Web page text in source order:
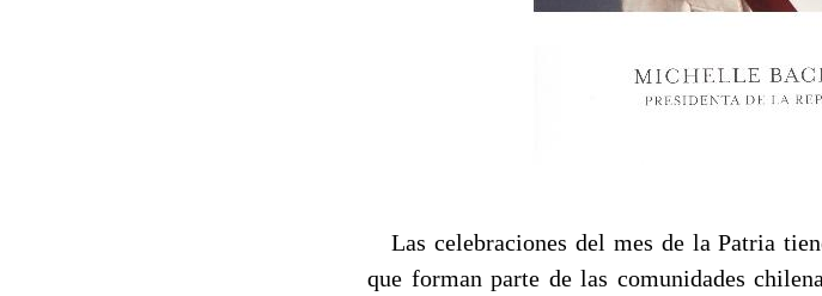
Las celebraciones del mes de la Patria
que forman parte de las comunidades